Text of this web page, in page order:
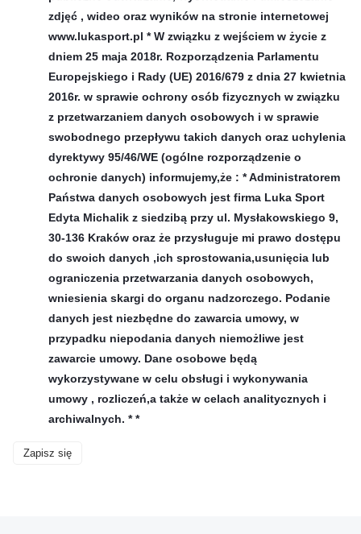
zdjęć , wideo oraz wyników na stronie internetowej
www.lukasport.pl * W związku z wejściem w życie z
dniem 25 maja 2018r. Rozporządzenia Parlamentu
Europejskiego i Rady (UE) 2016/679 z dnia 27 kwietnia
2016r. w sprawie ochrony osób fizycznych w związku
z przetwarzaniem danych osobowych i w sprawie
swobodnego przepływu takich danych oraz uchylenia
dyrektywy 95/46/WE (ogólne rozporządzenie o
ochronie danych) informujemy,że : * Administratorem
Państwa danych osobowych jest firma Luka Sport
Edyta Michalik z siedzibą przy ul. Mysłakowskiego 9,
30-136 Kraków oraz że przysługuje mi prawo dostępu
do swoich danych ,ich sprostowania,usunięcia lub
ograniczenia przetwarzania danych osobowych,
wniesienia skargi do organu nadzorczego. Podanie
danych jest niezbędne do zawarcia umowy, w
przypadku niepodania danych niemożliwe jest
zawarcie umowy. Dane osobowe będą
wykorzystywane w celu obsługi i wykonywania
umowy , rozliczeń,a także w celach analitycznych i
archiwalnych. * *
Zapisz się